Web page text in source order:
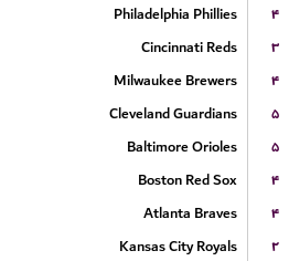
Philadelphia Phillies
۴
Cincinnati Reds
۳
Milwaukee Brewers
۴
Cleveland Guardians
۵
Baltimore Orioles
۵
Boston Red Sox
۴
Atlanta Braves
۴
Kansas City Royals
۲